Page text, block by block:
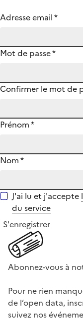
Adresse email*
Mot de passe*
Confirmer le mot de
Prénom*
Nom*
J'ai lu et j'accepte
du service
S'enregistrer
Abonnez-vous à
Pour ne rien
de l’open data,
suivez nos